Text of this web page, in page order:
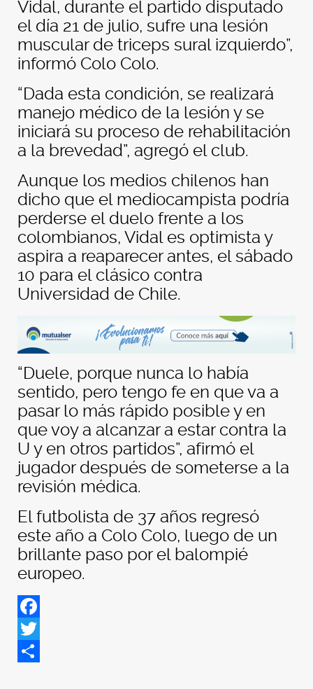
Vidal, durante el partido disputado
el día 21 de julio, sufre una lesión
muscular de triceps sural izquierdo”,
informó Colo Colo.
“Dada esta condición, se realizará
manejo médico de la lesión y se
iniciará su proceso de rehabilitación
a la brevedad”, agregó el club.
Aunque los medios chilenos han
dicho que el mediocampista podría
perderse el duelo frente a los
colombianos, Vidal es optimista y
aspira a reaparecer antes, el sábado
10 para el clásico contra
Universidad de Chile.
“Duele, porque nunca lo había
sentido, pero tengo fe en que va a
pasar lo más rápido posible y en
que voy a alcanzar a estar contra la
U y en otros partidos”, afirmó el
jugador después de someterse a la
revisión médica.
El futbolista de 37 años regresó
este año a Colo Colo, luego de un
brillante paso por el balompié
europeo.
Facebook
Twitter